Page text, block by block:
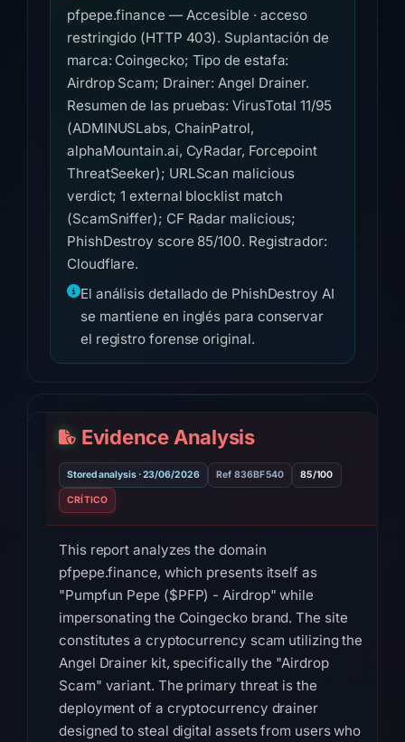
pfpepe.finance — Accesible · acceso
restringido (HTTP 403). Suplantación de
marca: Coingecko; Tipo de estafa:
Airdrop Scam; Drainer: Angel Drainer.
Resumen de las pruebas: VirusTotal 11/95
(ADMINUSLabs, ChainPatrol,
alphaMountain.ai, CyRadar, Forcepoint
ThreatSeeker); URLScan malicious
verdict; 1 external blocklist match
(ScamSniffer); CF Radar malicious;
PhishDestroy score 85/100. Registrador:
Cloudflare.
El análisis detallado de PhishDestroy AI
se mantiene en inglés para conservar
el registro forense original.
Evidence Analysis
Stored analysis · 23/06/2026 Ref 836BF540 85/100
CRÍTICO
This report analyzes the domain
pfpepe.finance, which presents itself as
"Pumpfun Pepe ($PFP) - Airdrop" while
impersonating the Coingecko brand. The site
constitutes a cryptocurrency scam utilizing the
Angel Drainer kit, specifically the "Airdrop
Scam" variant. The primary threat is the
deployment of a cryptocurrency drainer
designed to steal digital assets from users who